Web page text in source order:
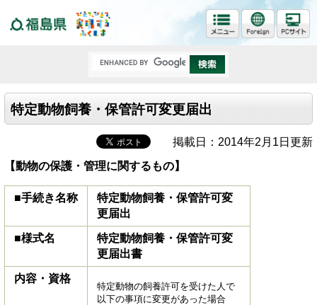
特定動物飼養・保管許可変更届出
掲載日：2014年2月1日更新
【動物の保護・管理に関するもの】
■手続き名称
特定動物飼養・保管許可変
更届出
■様式名
特定動物飼養・保管許可変
更届出書
内容・資格
特定動物の飼養許可を受けた人で
以下の事項に変更があった場合